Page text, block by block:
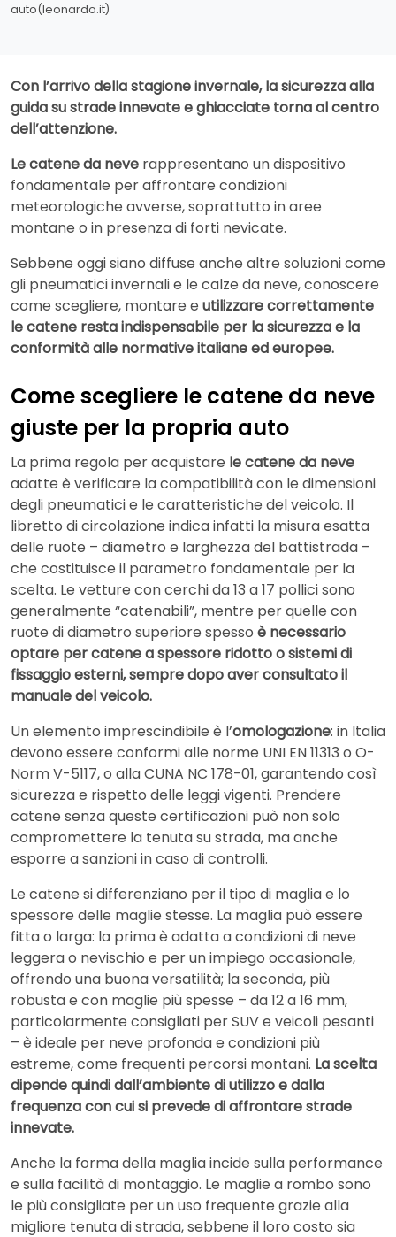
auto(leonardo.it)
Con l’arrivo della stagione invernale, la sicurezza alla
guida su strade innevate e ghiacciate torna al centro
dell’attenzione.
Le catene da neve rappresentano un dispositivo
fondamentale per affrontare condizioni
meteorologiche avverse, soprattutto in aree
montane o in presenza di forti nevicate.
Sebbene oggi siano diffuse anche altre soluzioni come
gli pneumatici invernali e le calze da neve, conoscere
come scegliere, montare e utilizzare correttamente
le catene resta indispensabile per la sicurezza e la
conformità alle normative italiane ed europee.
Come scegliere le catene da neve
giuste per la propria auto
La prima regola per acquistare le catene da neve
adatte è verificare la compatibilità con le dimensioni
degli pneumatici e le caratteristiche del veicolo. Il
libretto di circolazione indica infatti la misura esatta
delle ruote – diametro e larghezza del battistrada –
che costituisce il parametro fondamentale per la
scelta. Le vetture con cerchi da 13 a 17 pollici sono
generalmente “catenabili”, mentre per quelle con
ruote di diametro superiore spesso è necessario
optare per catene a spessore ridotto o sistemi di
fissaggio esterni, sempre dopo aver consultato il
manuale del veicolo.
Un elemento imprescindibile è l’omologazione: in Italia
devono essere conformi alle norme UNI EN 11313 o O-
Norm V-5117, o alla CUNA NC 178-01, garantendo così
sicurezza e rispetto delle leggi vigenti. Prendere
catene senza queste certificazioni può non solo
compromettere la tenuta su strada, ma anche
esporre a sanzioni in caso di controlli.
Le catene si differenziano per il tipo di maglia e lo
spessore delle maglie stesse. La maglia può essere
fitta o larga: la prima è adatta a condizioni di neve
leggera o nevischio e per un impiego occasionale,
offrendo una buona versatilità; la seconda, più
robusta e con maglie più spesse – da 12 a 16 mm,
particolarmente consigliati per SUV e veicoli pesanti
– è ideale per neve profonda e condizioni più
estreme, come frequenti percorsi montani. La scelta
dipende quindi dall’ambiente di utilizzo e dalla
frequenza con cui si prevede di affrontare strade
innevate.
Anche la forma della maglia incide sulla performance
e sulla facilità di montaggio. Le maglie a rombo sono
le più consigliate per un uso frequente grazie alla
migliore tenuta di strada, sebbene il loro costo sia